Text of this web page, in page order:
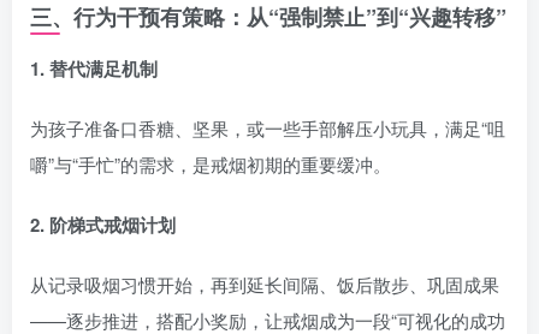
三、行为干预有策略：从“强制禁止”到“兴趣转移”
1. 替代满足机制
为孩子准备口香糖、坚果，或一些手部解压小玩具，满足“咀
嚼”与“手忙”的需求，是戒烟初期的重要缓冲。
2. 阶梯式戒烟计划
从记录吸烟习惯开始，再到延长间隔、饭后散步、巩固成果
——逐步推进，搭配小奖励，让戒烟成为一段“可视化的成功